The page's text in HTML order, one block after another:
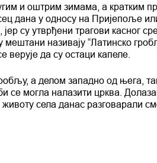
и оштрим зимама, а кратким
дана у односу на Пријепоље
су утврђени трагови касног
мештани називају “Латинско
верује да су остаци капеле.
а делом западно од њега,
могла налазити црква.
животу села данас разговарали